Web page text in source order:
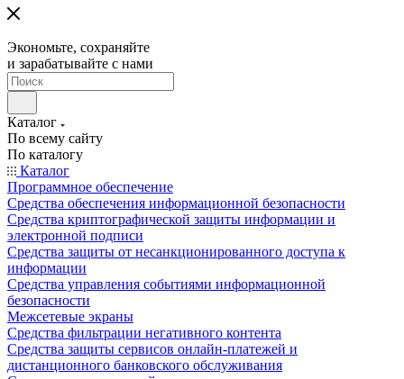
Экономьте, сохраняйте
и зарабатывайте с нами
Каталог
По всему сайту
По каталогу
Каталог
Программное обеспечение
Средства обеспечения информационной безопасности
Средства криптографической защиты информации и
электронной подписи
Средства защиты от несанкционированного доступа к
информации
Средства управления событиями информационной
безопасности
Межсетевые экраны
Средства фильтрации негативного контента
Средства защиты сервисов онлайн-платежей и
дистанционного банковского обслуживания